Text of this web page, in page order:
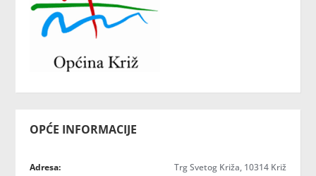
OPĆE INFORMACIJE
Adresa: Trg Svetog Križa, 10314 Križ